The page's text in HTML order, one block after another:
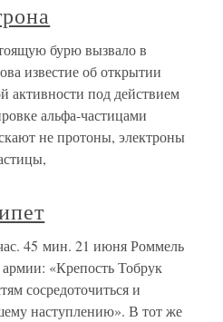
бурю вызвало в
известие об открытии
активности под действием
альфа-частицами
не протоны, электроны
45 мин. 21 июня Роммель
«Крепость Тобрук
сосредоточиться и
наступлению». В тот же